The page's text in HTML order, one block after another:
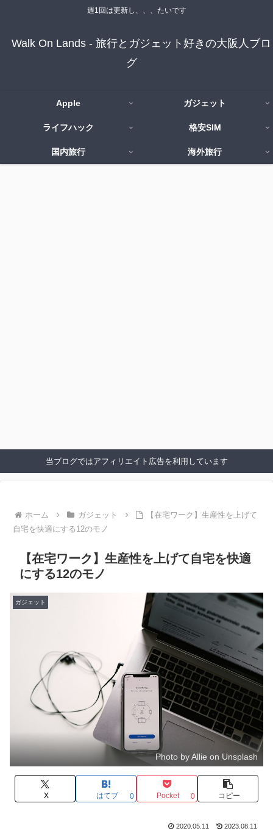
週1回は更新し、、、たいです
Walk On Lands - 旅行とガジェット好きの大阪人ブロ
グ
Apple ガジェット
ライフハック 格安SIM
国内旅行 海外旅行
当ブログではアフィリエイト広告を利用しています
ホーム ガジェット
【在宅ワーク】生産性を上げて
自宅を快適にする12のモノ
【在宅ワーク】生産性を上げて自宅を快適
にする12のモノ
ガジェット
Photo by Allie on Unsplash
X はてブ 0 Pocket 0 コピー
2020.05.11 2023.08.11